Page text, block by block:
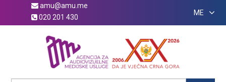
amu@amu.me
020 201 430
ME